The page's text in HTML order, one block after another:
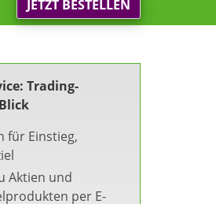
JETZT BESTELLEN
Trading-
für Einstieg,
Aktien und
per E-